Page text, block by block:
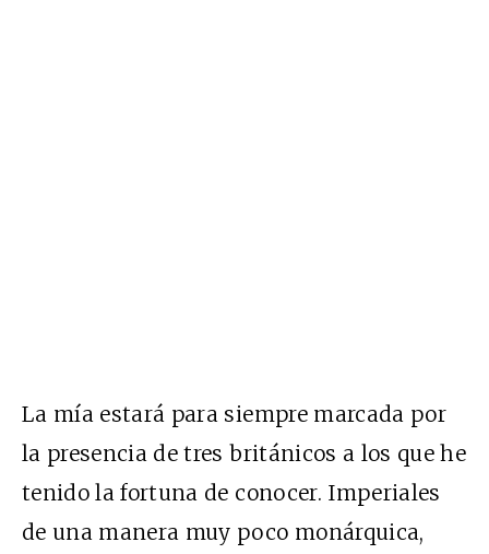
La mía estará para siempre marcada por
la presencia de tres británicos a los que he
tenido la fortuna de conocer. Imperiales
de una manera muy poco monárquica,